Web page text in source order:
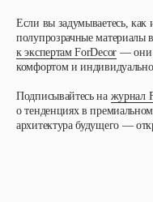
Если вы задумываетесь, как
полупрозрачные материалы
к экспертам ForDecor — они
комфортом и
Подписывайтесь на журнал
о тенденциях в
архитектура будущего —